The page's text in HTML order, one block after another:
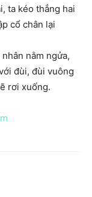
ta kéo thẳng hai
cổ chân lại
nằm ngửa,
đùi, đùi vuông
rơi xuống.